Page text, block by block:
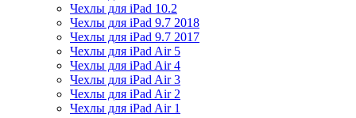
Чехлы для iPad 10.2
Чехлы для iPad 9.7 2018
Чехлы для iPad 9.7 2017
Чехлы для iPad Air 5
Чехлы для iPad Air 4
Чехлы для iPad Air 3
Чехлы для iPad Air 2
Чехлы для iPad Air 1